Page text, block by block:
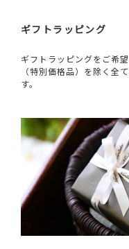
ギフトラッピング
ギフトラッピングをご希
（特別価格品）を除く全
す。